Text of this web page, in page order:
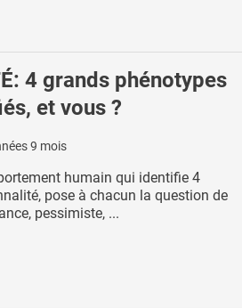
4 grands phénotypes
et vous ?
9 mois
humain qui identifie 4
pose à chacun la question de
pessimiste, ...